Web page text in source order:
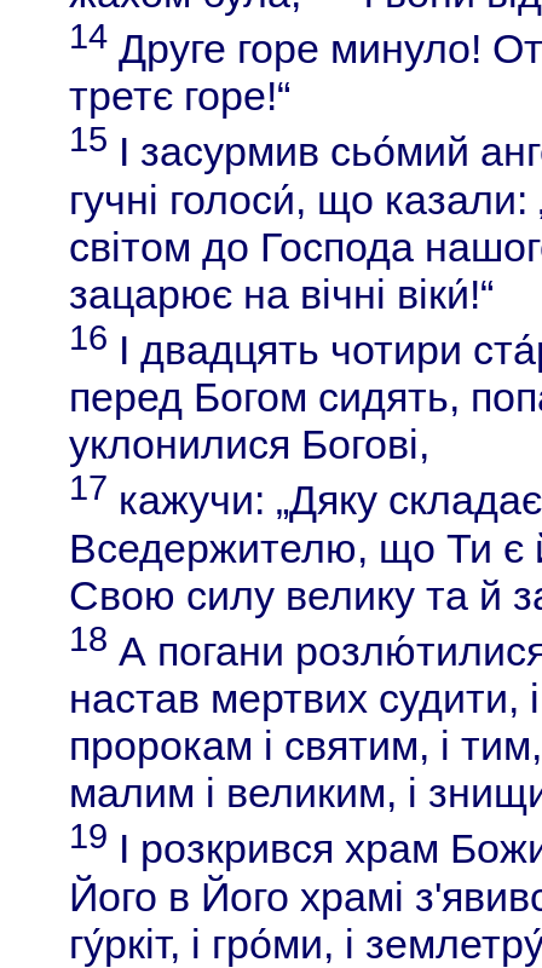
14 Друге горе минуло!
третє горе!“
15 І засурмив сьо́мий
гучні голоси́, що
світом до Господа
зацарює на вічні віки́!“
16 І двадцять чотири
перед Богом сидять,
уклонилися Богові,
17 кажучи: „Дяку
Вседержителю, що Ти є
Свою силу велику та й
18 А погани
настав мертвих судити,
пророкам і святим, і
малим і великим, і
19 І розкрився храм
Його в Його храмі
гу́ркіт, і гро́ми, і